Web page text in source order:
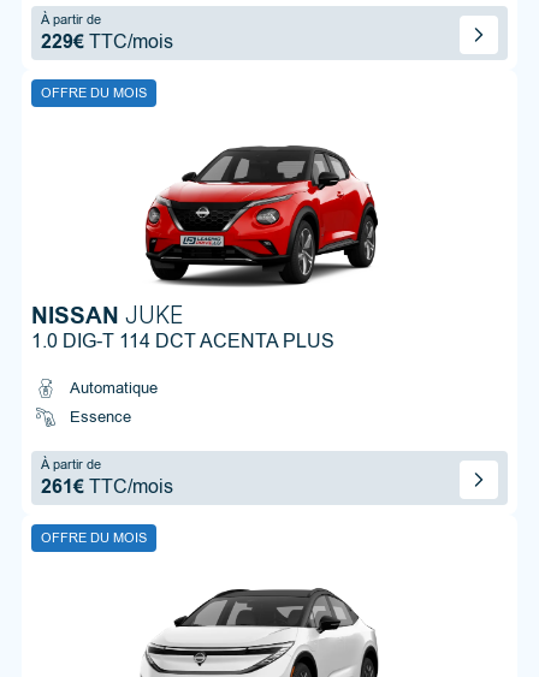
À partir de
229€TTC/mois
OFFRE DU MOIS
NISSAN JUKE
1.0 DIG-T 114 DCT ACENTA PLUS
Automatique
Essence
À partir de
261€TTC/mois
OFFRE DU MOIS